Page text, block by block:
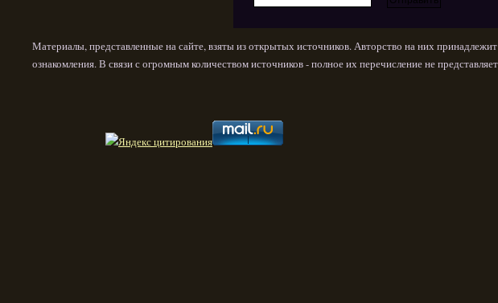
Материалы, представленные на сайте, взяты из открытых источников. Авторство на них
ознакомления. В связи с огромным количеством источников - полное их перечисление не